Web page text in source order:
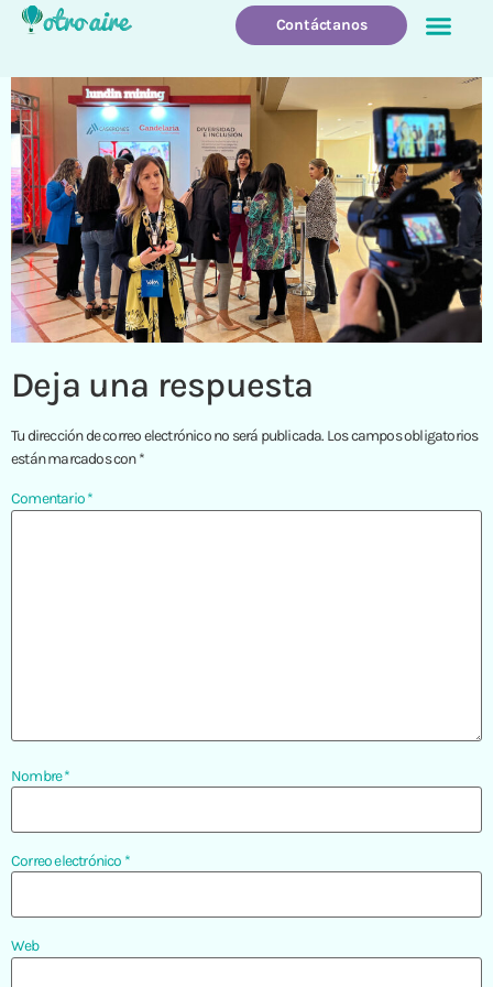
Contáctanos
Deja una respuesta
Tu dirección de correo electrónico no será publicada. Los campos obligatorios
están marcados con*
Comentario*
Nombre*
Correo electrónico *
Web